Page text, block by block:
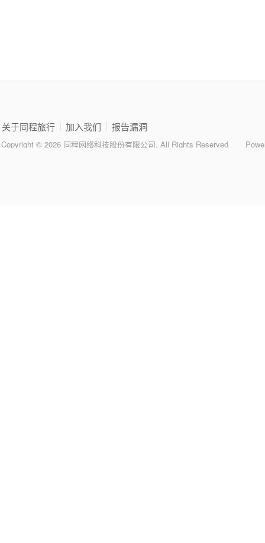
关于同程旅行 加入我们 报告漏洞
Copyright © 2026 同程网络科技股份有限公司. All Rights Reserved